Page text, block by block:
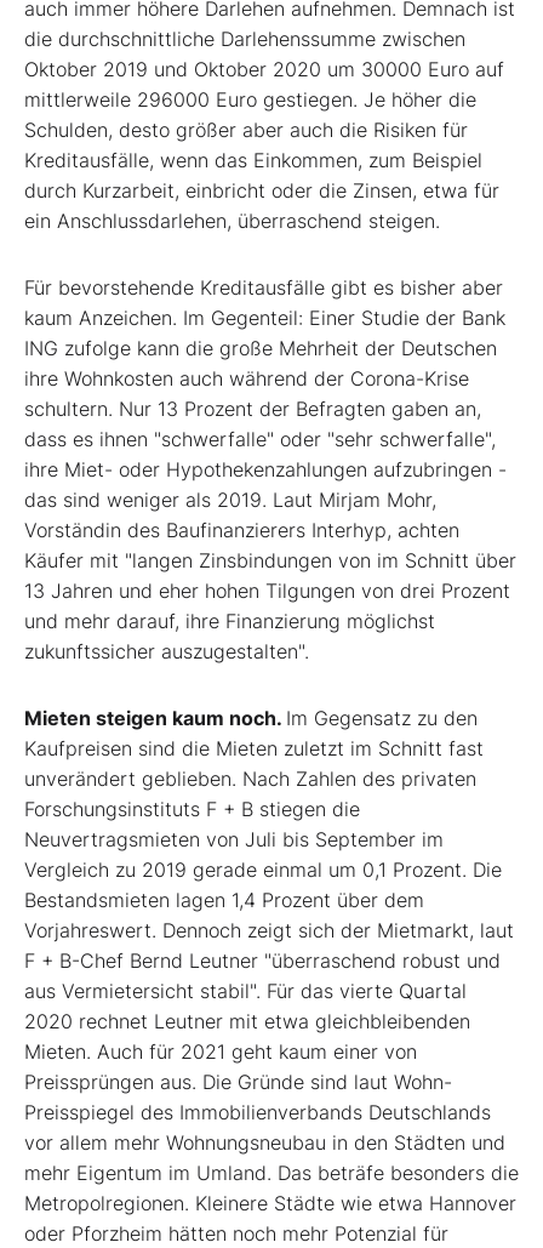
auch immer höhere Darlehen aufnehmen. Demnach ist
die durchschnittliche Darlehenssumme zwischen
Oktober 2019 und Oktober 2020 um 30000 Euro auf
mittlerweile 296000 Euro gestiegen. Je höher die
Schulden, desto größer aber auch die Risiken für
Kreditausfälle, wenn das Einkommen, zum Beispiel
durch Kurzarbeit, einbricht oder die Zinsen, etwa für
ein Anschlussdarlehen, überraschend steigen.
Für bevorstehende Kreditausfälle gibt es bisher aber
kaum Anzeichen. Im Gegenteil: Einer Studie der Bank
ING zufolge kann die große Mehrheit der Deutschen
ihre Wohnkosten auch während der Corona-Krise
schultern. Nur 13 Prozent der Befragten gaben an,
dass es ihnen "schwerfalle" oder "sehr schwerfalle",
ihre Miet- oder Hypothekenzahlungen aufzubringen -
das sind weniger als 2019. Laut Mirjam Mohr,
Vorständin des Baufinanzierers Interhyp, achten
Käufer mit "langen Zinsbindungen von im Schnitt über
13 Jahren und eher hohen Tilgungen von drei Prozent
und mehr darauf, ihre Finanzierung möglichst
zukunftssicher auszugestalten".
Mieten steigen kaum noch. Im Gegensatz zu den
Kaufpreisen sind die Mieten zuletzt im Schnitt fast
unverändert geblieben. Nach Zahlen des privaten
Forschungsinstituts F + B stiegen die
Neuvertragsmieten von Juli bis September im
Vergleich zu 2019 gerade einmal um 0,1 Prozent. Die
Bestandsmieten lagen 1,4 Prozent über dem
Vorjahreswert. Dennoch zeigt sich der Mietmarkt, laut
F + B-Chef Bernd Leutner "überraschend robust und
aus Vermietersicht stabil". Für das vierte Quartal
2020 rechnet Leutner mit etwa gleichbleibenden
Mieten. Auch für 2021 geht kaum einer von
Preissprüngen aus. Die Gründe sind laut Wohn-
Preisspiegel des Immobilienverbands Deutschlands
vor allem mehr Wohnungsneubau in den Städten und
mehr Eigentum im Umland. Das beträfe besonders die
Metropolregionen. Kleinere Städte wie etwa Hannover
oder Pforzheim hätten noch mehr Potenzial für